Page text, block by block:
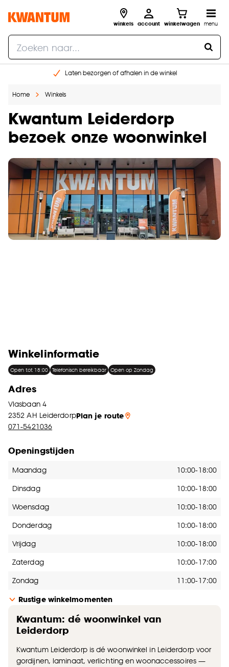
winkels account winkelwagen menu
Laten bezorgen of afhalen in de winkel
Gratis raam advies en inmeten aan huis
Home Winkels
Kwantum Leiderdorp
bezoek onze woonwinkel
Winkelinformatie
Open tot 18:00 Telefonisch bereikbaar Open op Zondag
Adres
Vlasbaan 4
2352 AH Leiderdorp
071-5421036
Plan je route
Openingstijden
Openingstijden
Maandag 10:00-18:00
Dinsdag 10:00-18:00
Woensdag 10:00-18:00
Donderdag 10:00-18:00
Vrijdag 10:00-18:00
Zaterdag 10:00-17:00
Zondag 11:00-17:00
Rustige winkelmomenten
Kwantum: dé woonwinkel van
Leiderdorp
Kwantum Leiderdorp is dé woonwinkel in Leiderdorp voor
gordijnen, laminaat, verlichting en woonaccessoires —